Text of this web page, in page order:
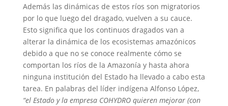
Además las dinámicas de estos ríos son migratorios
por lo que luego del dragado, vuelven a su cauce.
Esto significa que los continuos dragados van a
alterar la dinámica de los ecosistemas amazónicos
debido a que no se conoce realmente cómo se
comportan los ríos de la Amazonía y hasta ahora
ninguna institución del Estado ha llevado a cabo esta
tarea. En palabras del líder indígena Alfonso López,
“el Estado y la empresa COHYDRO quieren mejorar (con